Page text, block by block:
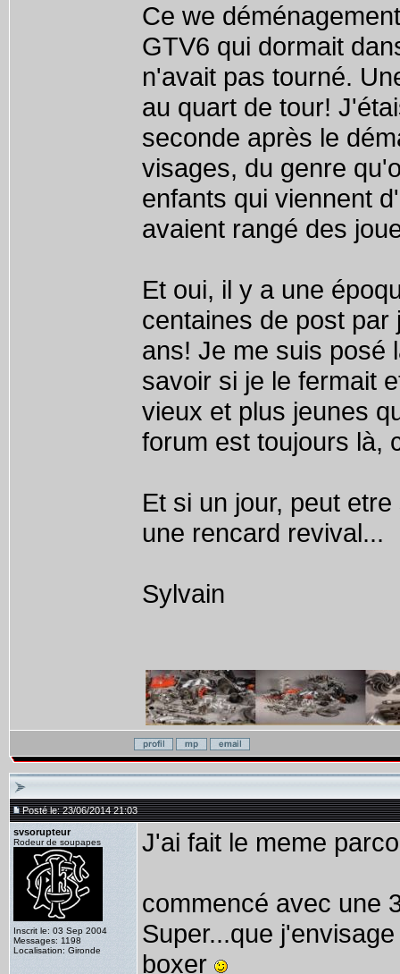
Ce we
GTV6 qui dormait
n'avait pas tourné.
au quart de tour!
seconde après le
visages, du genre
enfants qui viennent
avaient rangé des
Et oui, il y a une
centaines de post par
ans! Je me suis posé
savoir si je le fermait
vieux et plus jeunes
forum est toujours là,
Et si un jour, peut
une rencard revival...
Sylvain
Posté le: 23/06/2014 21:03
svsorupteur
Rodeur de soupapes
Inscrit le: 03 Sep 2004
Messages: 1198
Localisation: Gironde
J'ai fait le meme
commencé avec une
Super...que
boxer